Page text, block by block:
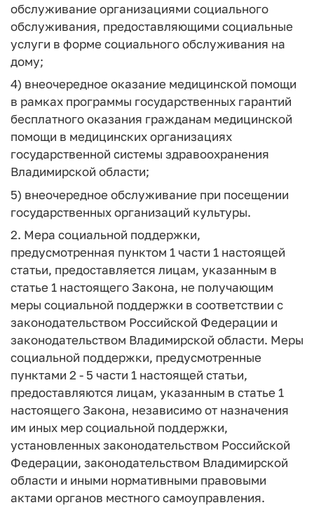
обслуживание организациями социального
обслуживания, предоставляющими социальные
услуги в форме социального обслуживания на
дому;
4) внеочередное оказание медицинской помощи
в рамках программы государственных гарантий
бесплатного оказания гражданам медицинской
помощи в медицинских организациях
государственной системы здравоохранения
Владимирской области;
5) внеочередное обслуживание при посещении
государственных организаций культуры.
2. Мера социальной поддержки,
предусмотренная пунктом 1 части 1 настоящей
статьи, предоставляется лицам, указанным в
статье 1 настоящего Закона, не получающим
меры социальной поддержки в соответствии с
законодательством Российской Федерации и
законодательством Владимирской области. Меры
социальной поддержки, предусмотренные
пунктами 2 - 5 части 1 настоящей статьи,
предоставляются лицам, указанным в статье 1
настоящего Закона, независимо от назначения
им иных мер социальной поддержки,
установленных законодательством Российской
Федерации, законодательством Владимирской
области и иными нормативными правовыми
актами органов местного самоуправления.